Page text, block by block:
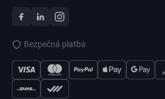
Bezpečná platba